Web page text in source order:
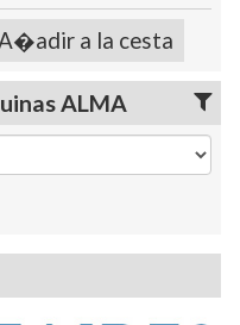
a la cesta
ALMA